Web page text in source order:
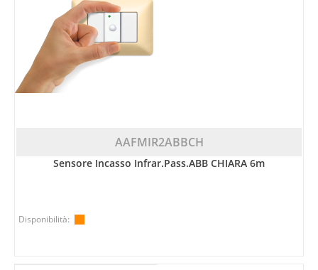
AAFMIR2ABBCH
Sensore Incasso Infrar.pass.ABB CHIARA 6m
Disponibilità: